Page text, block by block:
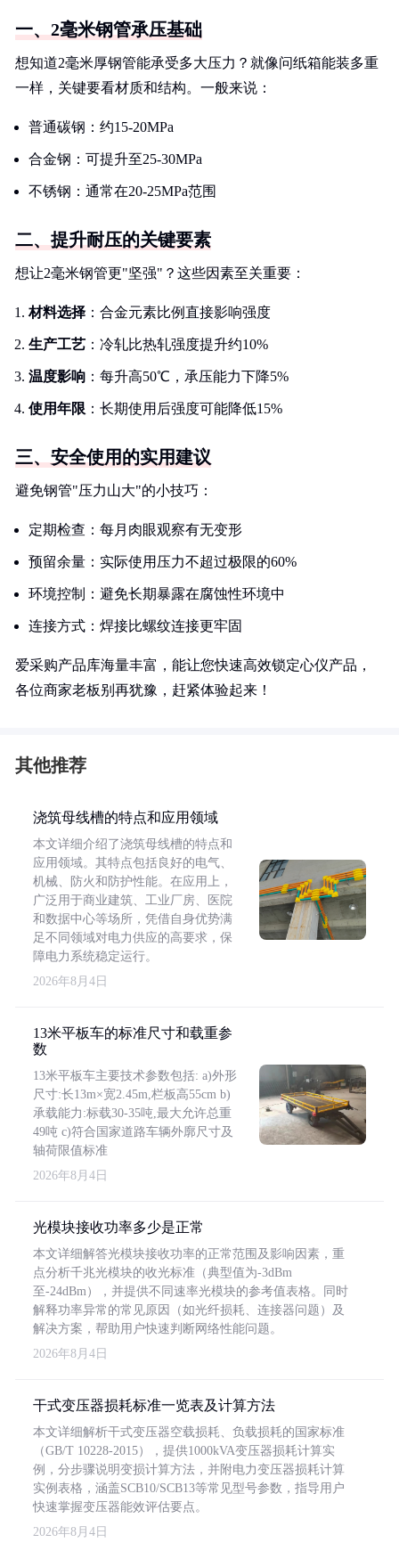
一、2毫米钢管承压基础
想知道2毫米厚钢管能承受多大压力？就像问纸箱能装多重
一样，关键要看材质和结构。一般来说：
普通碳钢：约15-20MPa
合金钢：可提升至25-30MPa
不锈钢：通常在20-25MPa范围
二、提升耐压的关键要素
想让2毫米钢管更"坚强"？这些因素至关重要：
材料选择 ：合金元素比例直接影响强度
生产工艺 ：冷轧比热轧强度提升约10%
温度影响 ：每升高50℃，承压能力下降5%
使用年限 ：长期使用后强度可能降低15%
三、安全使用的实用建议
避免钢管"压力山大"的小技巧：
定期检查：每月肉眼观察有无变形
预留余量：实际使用压力不超过极限的60%
环境控制：避免长期暴露在腐蚀性环境中
连接方式：焊接比螺纹连接更牢固
爱采购产品库海量丰富，能让您快速高效锁定心仪产品，
各位商家老板别再犹豫，赶紧体验起来！
其他推荐
浇筑母线槽的特点和应用领域
本文详细介绍了浇筑母线槽的特点和
应用领域。其特点包括良好的电气、
机械、防火和防护性能。在应用上，
广泛用于商业建筑、工业厂房、医院
和数据中心等场所，凭借自身优势满
足不同领域对电力供应的高要求，保
障电力系统稳定运行。
2026年8月4日
13米平板车的标准尺寸和载重参
数
13米平板车主要技术参数包括: a)外形
尺寸:长13m×宽2.45m,栏板高55cm b)
承载能力:标载30-35吨,最大允许总重
49吨 c)符合国家道路车辆外廓尺寸及
轴荷限值标准
2026年8月4日
光模块接收功率多少是正常
本文详细解答光模块接收功率的正常范围及影响因素，重
点分析千兆光模块的收光标准（典型值为-3dBm
至-24dBm），并提供不同速率光模块的参考值表格。同时
解释功率异常的常见原因（如光纤损耗、连接器问题）及
解决方案，帮助用户快速判断网络性能问题。
2026年8月4日
干式变压器损耗标准一览表及计算方法
本文详细解析干式变压器空载损耗、负载损耗的国家标准
（GB/T 10228-2015），提供1000kVA变压器损耗计算实
例，分步骤说明变损计算方法，并附电力变压器损耗计算
实例表格，涵盖SCB10/SCB13等常见型号参数，指导用户
快速掌握变压器能效评估要点。
2026年8月4日